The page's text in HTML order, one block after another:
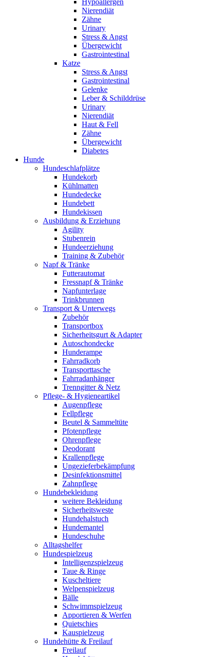
Hypoallergen
Nierendiät
Zähne
Urinary
Stress & Angst
Übergewicht
Gastrointestinal
Katze
Stress & Angst
Gastrointestinal
Gelenke
Leber & Schilddrüse
Urinary
Nierendiät
Haut & Fell
Zähne
Übergewicht
Diabetes
Hunde
Hundeschlafplätze
Hundekorb
Kühlmatten
Hundedecke
Hundebett
Hundekissen
Ausbildung & Erziehung
Agility
Stubenrein
Hundeerziehung
Training & Zubehör
Napf & Tränke
Futterautomat
Fressnapf & Tränke
Napfunterlage
Trinkbrunnen
Transport & Unterwegs
Zubehör
Transportbox
Sicherheitsgurt & Adapter
Autoschondecke
Hunderampe
Fahrradkorb
Transporttasche
Fahrradanhänger
Trenngitter & Netz
Pflege- & Hygieneartikel
Augenpflege
Fellpflege
Beutel & Sammeltüte
Pfotenpflege
Ohrenpflege
Deodorant
Krallenpflege
Ungezieferbekämpfung
Desinfektionsmittel
Zahnpflege
Hundebekleidung
weitere Bekleidung
Sicherheitsweste
Hundehalstuch
Hundemantel
Hundeschuhe
Alltagshelfer
Hundespielzeug
Intelligenzspielzeug
Taue & Ringe
Kuscheltiere
Welpenspielzeug
Bälle
Schwimmspielzeug
Apportieren & Werfen
Quietschies
Kauspielzeug
Hundehütte & Freilauf
Freilauf